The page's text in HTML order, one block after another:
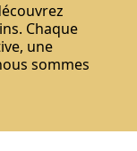
Chaque
une
sommes